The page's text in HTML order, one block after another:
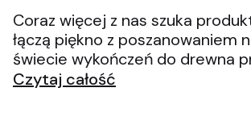
Coraz więcej z nas szuka
łączą piękno z poszanowaniem
świecie wykończeń do drewna
ostatnio estetyka surowa,
Czytaj całość